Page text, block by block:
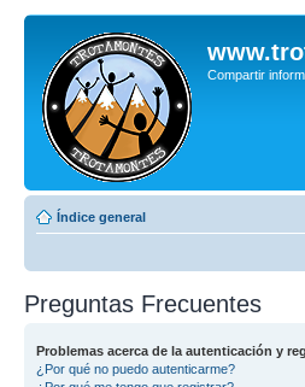
Compartir
Índice general
Preguntas Frecuentes
Problemas acerca de la autenticación y
¿Por qué no puedo autenticarme?